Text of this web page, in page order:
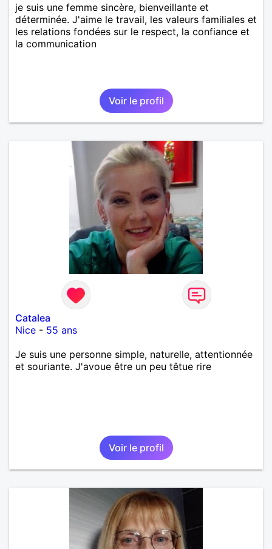
je suis une femme sincère, bienveillante et
déterminée. J'aime le travail, les valeurs familiales et
les relations fondées sur le respect, la confiance et
la communication
Voir le profil
Catalea
Nice - 55 ans
Je suis une personne simple, naturelle, attentionnée
et souriante. J'avoue être un peu têtue rire
Voir le profil